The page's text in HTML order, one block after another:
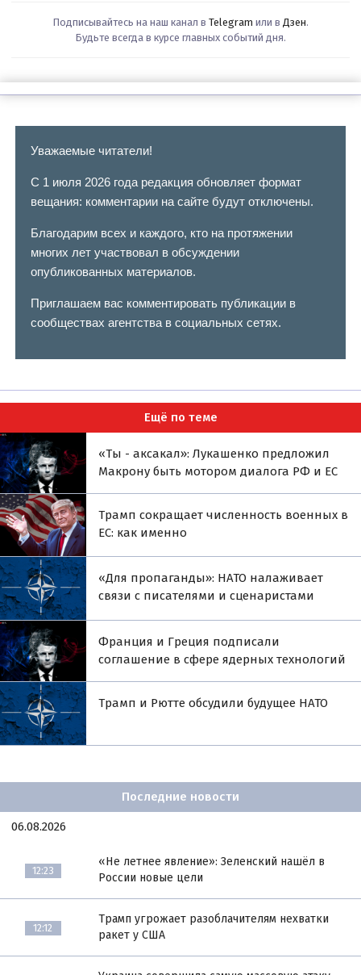
Подписывайтесь на наш канал в Telegram или в Дзен.
Будьте всегда в курсе главных событий дня.
Уважаемые читатели!
С 1 июля 2026 года редакция обновляет формат
вещания: комментарии на сайте будут отключены.
Благодарим всех и каждого, кто на протяжении
многих лет участвовал в обсуждении
опубликованных материалов.
Приглашаем вас комментировать публикации в
сообществах агентства в социальных сетях.
Ещё по теме
«Ты - аксакал»: Лукашенко предложил
Макрону быть мотором диалога РФ и ЕС
Трамп сокращает численность военных в
ЕС: как именно
«Для пропаганды»: НАТО налаживает
связи с писателями и сценаристами
Франция и Греция подписали
соглашение в сфере ядерных технологий
Трамп и Рютте обсудили будущее НАТО
Последние новости
06.08.2026
12:23
«Не летнее явление»: Зеленский нашёл в
России новые цели
12:12
Трамп угрожает разоблачителям нехватки
ракет у США